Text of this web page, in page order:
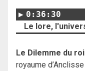
0:36:30
Le lore,
Le Dilemme du roi
royaume